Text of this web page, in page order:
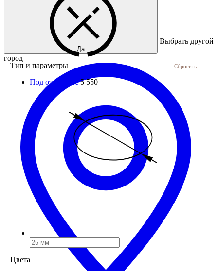
Да
Выбрать другой
город
Тип и параметры Сбросить
Под отверстие5 550
Цвета